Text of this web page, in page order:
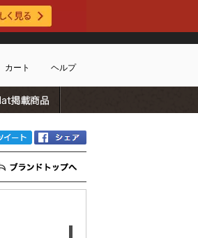
カート ヘルプ
お支払い方法について
キャンセルについて
返品・交換について
入りブランド登録